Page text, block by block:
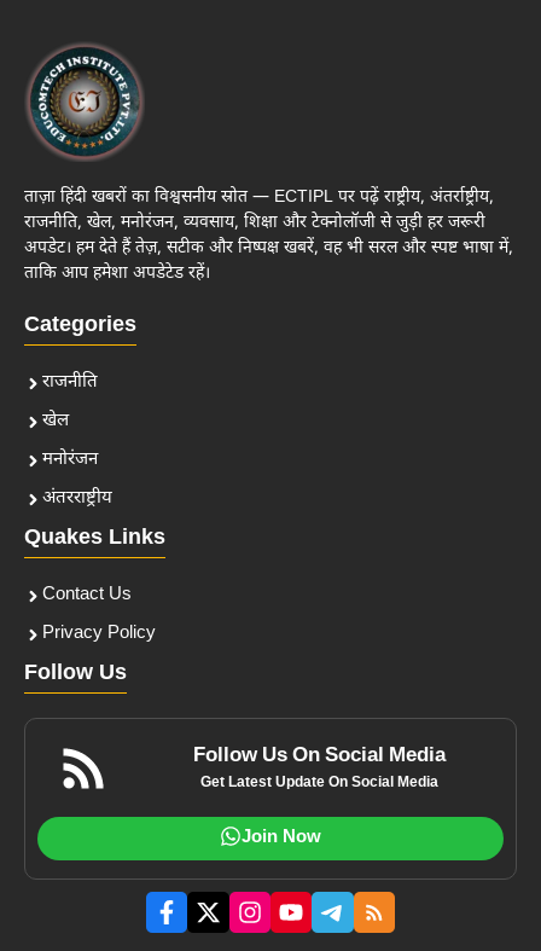
ताज़ा हिंदी खबरों का विश्वसनीय स्रोत — ECTIPL पर पढ़ें राष्ट्रीय, अंतर्राष्ट्रीय,
राजनीति, खेल, मनोरंजन, व्यवसाय, शिक्षा और टेक्नोलॉजी से जुड़ी हर जरूरी
अपडेट। हम देते हैं तेज़, सटीक और निष्पक्ष खबरें, वह भी सरल और स्पष्ट भाषा में,
ताकि आप हमेशा अपडेटेड रहें।
Categories
राजनीति
खेल
मनोरंजन
अंतरराष्ट्रीय
Quakes Links
Contact Us
Privacy Policy
Follow Us
Follow Us On Social Media
Get Latest Update On Social Media
Join Now